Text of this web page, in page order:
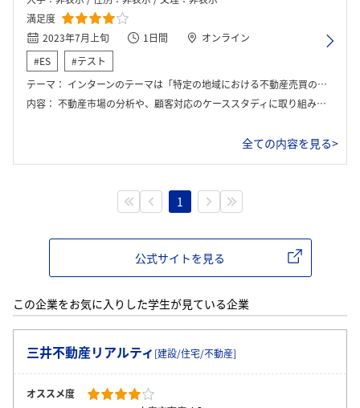
満足度
2023年7月上旬
1日間
オンライン
#ES
#テスト
テーマ： インターンのテーマは「特定の地域における不動産売買の課題を解決するための戦略提案」でした。地域特性を踏まえた営業施策やマーケティング戦略を考案し、どのように顧客との信頼関係を構築するかが求められました。
内容： 不動産市場の分析や、顧客対応のケーススタディに取り組みました。特定の地域を設定し、その地域における住宅の需要と供給のバランスを考慮しながら、具体的な営業戦略を立案しました。また、ロールプレイングを通じて、顧客とのコミュニケーション方法を実践的に学びました。
全ての内容を見る>
1
公式サイトを見る
この企業をお気に入りした学生が見ている企業
三井不動産リアルティ [建設/住宅/不動産]
オススメ度
ログイン・会員登録